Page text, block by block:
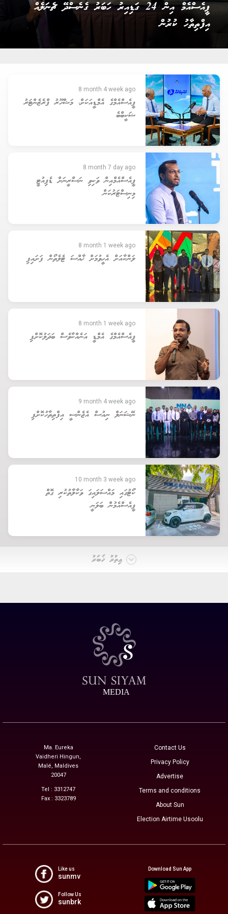
ޕީއެސްއެމް އިން 24 ގަޑިއިރު ހަބަރު ގެނެސްދޭ ޗެނަލެއް
އިފްތިތާހު ކުރުން
8 month 4 week ago
ޕީއެސްއެމްގެ އެމްޑީއަކަށް، މަޝްހޫރު ޕްރެޒެންޓަރު
ޝަކީބްބެ
8 month 7 day ago
ޕީއެސްއެމްއިން ވަކިވި ނަސްރީނަށް ޑެޕިއުޓީ
މިނިސްޓަރުކަން
8 month 1 week ago
ލަންކާއަށް އެހީވުމަށް ޚާއްސަ ޓެލެތޯން ފަށައިފި
8 month 1 week ago
ޕީއެސްއެމްގެ އެމްޑީ އަނެއްކާވެސް ބަދަލުކޮށްފި
9 month 4 week ago
ނޭޝަނަލް ނިއުސް އެޖެންސީ އިފްތިތާހުކޮށްފި
10 month 3 week ago
ކޯޓުގައި މައްސަލައިގަ ވަކާލާތުކުރި ގޮތް
ޕީއެސްއެމުން ބަލަނީ
އިތުރު ޚަބަރު
MEDIA
Ma. Eureka
Vaidheri Hingun,
Malé, Maldives
20047
Tel : 3312747
Fax : 3323789
Contact Us
Privacy Policy
Advertise
Terms and conditions
About Sun
Election Airtime Usoolu
Like us
sunmv
Follow Us
sunbrk
Download Sun App